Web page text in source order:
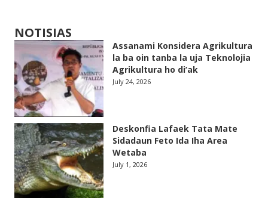
NOTISIAS
Assanami Konsidera Agrikultura
la ba oin tanba la uja Teknolojia
Agrikultura ho di’ak
July 24, 2026
Deskonfia Lafaek Tata Mate
Sidadaun Feto Ida Iha Area
Wetaba
July 1, 2026